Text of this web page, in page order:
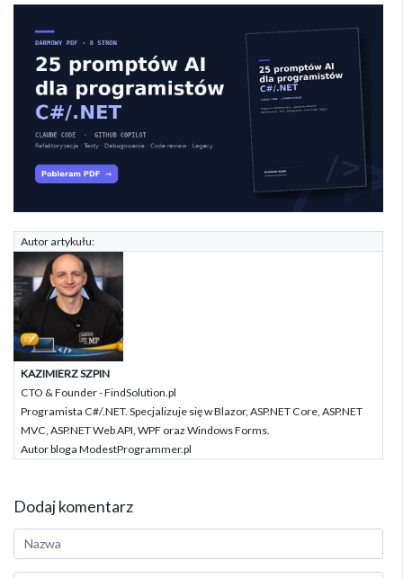
Autor artykułu:
KAZIMIERZ SZPIN
CTO & Founder - FindSolution.pl
Programista C#/.NET. Specjalizuje się w Blazor, ASP.NET Core, ASP.NET
MVC, ASP.NET Web API, WPF oraz Windows Forms.
Autor bloga ModestProgrammer.pl
Dodaj komentarz